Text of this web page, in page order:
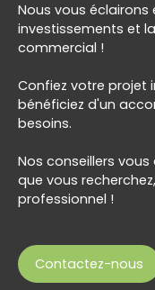
Nous vous
investissements et
commercial !
Confiez votre projet
bénéficiez d'un
besoins.
Nos conseillers
que vous
professionnel !
Contactez-nous